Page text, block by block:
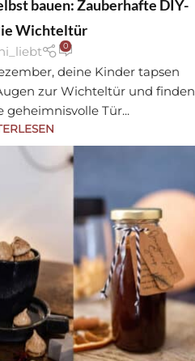
bauen: Zauberhafte DIY-
Wichteltür
0
deine Kinder tapsen
zur Wichteltür und finden
Tür...